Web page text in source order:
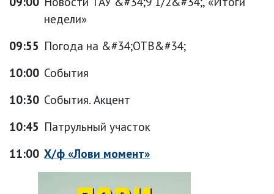
недели»
09:55 Погода на &#34;ОТВ&#34;
10:00 События
10:30 События. Акцент
10:45 Патрульный участок
11:00 Х/ф «Лови момент»